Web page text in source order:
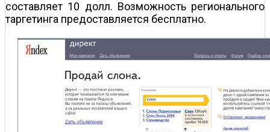
составляет 10 долл. Возможность регионального
таргетинга предоставляется бесплатно.